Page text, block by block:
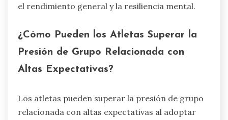
el rendimiento general y la resiliencia mental.
¿Cómo Pueden los Atletas Superar la
Presión de Grupo Relacionada con
Altas Expectativas?
Los atletas pueden superar la presión de grupo
relacionada con altas expectativas al adoptar